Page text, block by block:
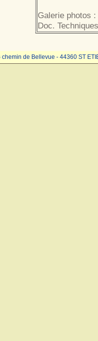
Galerie photos :
Doc.
chemin de Bellevue - 44360 ST